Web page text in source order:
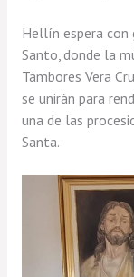
Hellín espera con
Santo, donde la
Tambores Vera
se unirán para
una de las
Santa.